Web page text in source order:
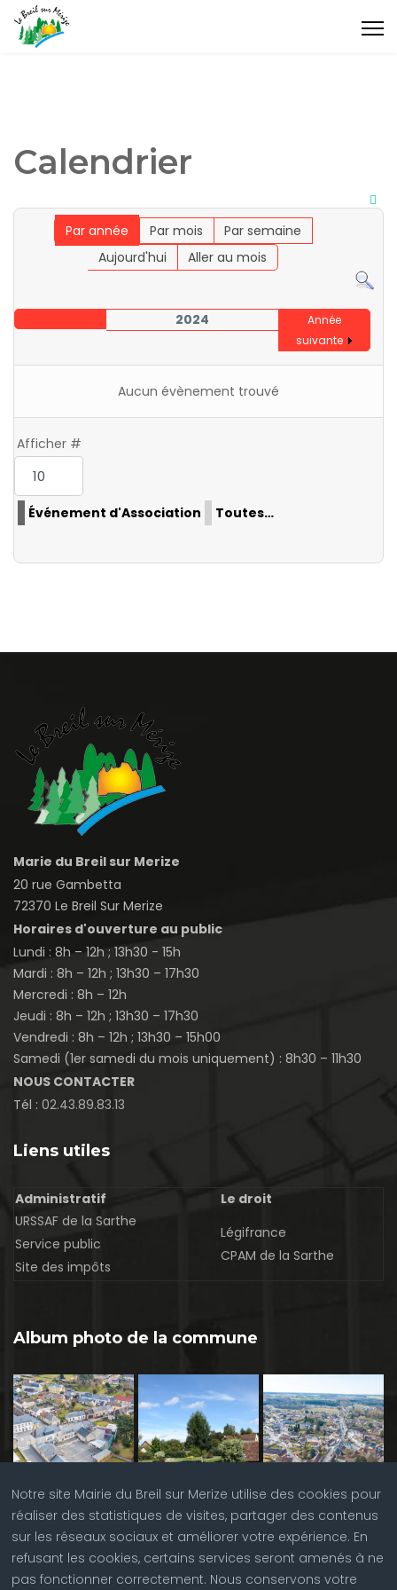
Calendrier
Par année Par mois
Par semaine
Aujourd'hui
Aller au mois
2024
Année
suivante
Aucun évènement trouvé
Afficher #
Événement d'Association Toutes…
Marie du Breil sur Merize
20 rue Gambetta
72370 Le Breil Sur Merize
Horaires d'ouverture au public
Lundi : 8h – 12h ; 13h30 - 15h
Mardi : 8h – 12h ; 13h30 – 17h30
Mercredi : 8h – 12h
Jeudi : 8h – 12h ; 13h30 – 17h30
Vendredi : 8h – 12h ; 13h30 – 15h00
Samedi (1er samedi du mois uniquement) : 8h30 – 11h30
NOUS CONTACTER
Tél : 02.43.89.83.13
Notre site Mairie du Breil sur Merize utilise des cookies pour
réaliser des statistiques de visites, partager des contenus
sur les réseaux sociaux et améliorer votre expérience. En
refusant les cookies, certains services seront amenés à ne
pas fonctionner correctement. Nous conservons votre
Liens utiles
Administratif
Le droit
URSSAF de la Sarthe
Service public
Site des impôts
Légifrance
CPAM de la Sarthe
Album photo de la commune